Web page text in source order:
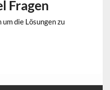
Fragen
die Lösungen zu